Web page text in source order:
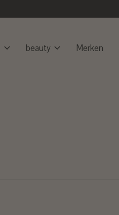
beauty Merken